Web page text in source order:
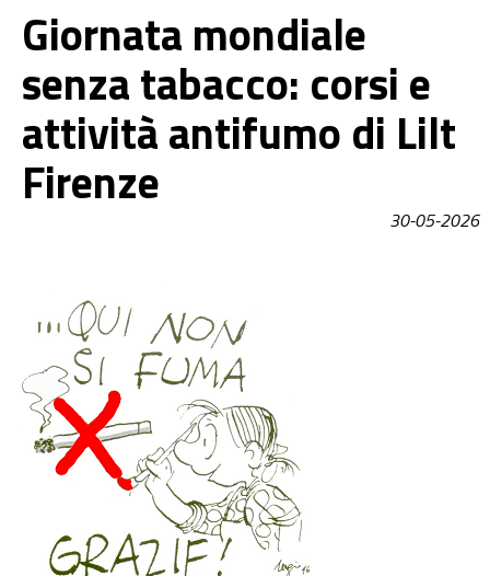
Giornata mondiale
senza tabacco: corsi e
attività antifumo di Lilt
Firenze
30-05-2026